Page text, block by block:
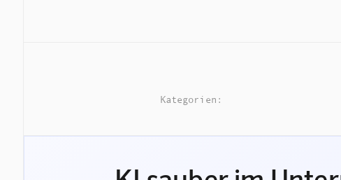
Kategorien: